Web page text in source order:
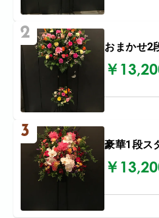
2
おまかせ2
￥
3
豪華1段ス
￥